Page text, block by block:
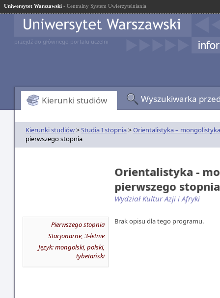
Uniwersytet Warszawski - Centralny System Uwierzytelniania
przejdź do głównego portalu uczelni
Kierunki studiów Wyszukiwarka
Kierunki studiów>Studia I stopnia>Orientalistyka –
pierwszego stopnia
Orientalistyka -
pierwszego
Wydział Kultur Azji i Afryki
Pierwszego stopnia
Stacjonarne, 3-letnie
Język: mongolski, polski,
tybetański
Brak opisu dla tego programu.